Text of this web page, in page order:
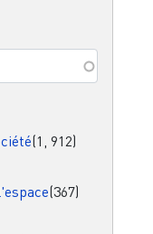
(1, 912)
(367)